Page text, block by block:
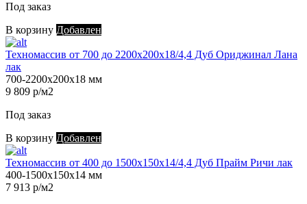
Под заказ
В корзину Добавлен
Техномассив от 700 до 2200х200х18/4,4 Дуб Ориджинал Лана
лак
700-2200х200х18 мм
9 809 р/м2
Под заказ
В корзину Добавлен
Техномассив от 400 до 1500х150х14/4,4 Дуб Прайм Ричи лак
400-1500х150х14 мм
7 913 р/м2